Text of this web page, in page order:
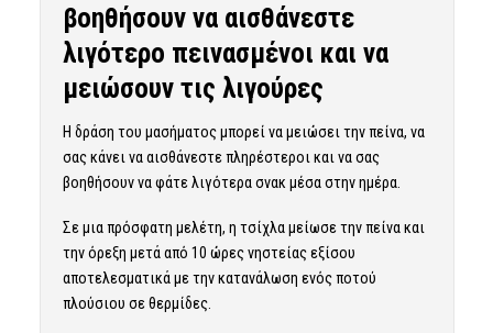
βοηθήσουν να αισθάνεστε
λιγότερο πεινασμένοι και να
μειώσουν τις λιγούρες
Η δράση του μασήματος μπορεί να μειώσει την πείνα, να
σας κάνει να αισθάνεστε πληρέστεροι και να σας
βοηθήσουν να φάτε λιγότερα σνακ μέσα στην ημέρα.
Σε μια πρόσφατη μελέτη, η τσίχλα μείωσε την πείνα και
την όρεξη μετά από 10 ώρες νηστείας εξίσου
αποτελεσματικά με την κατανάλωση ενός ποτού
πλούσιου σε θερμίδες.